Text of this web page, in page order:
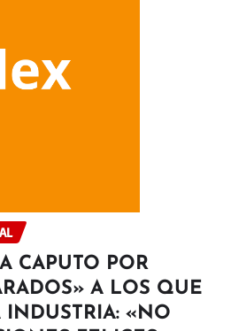
CAPUTO POR
A LOS QUE
«NO